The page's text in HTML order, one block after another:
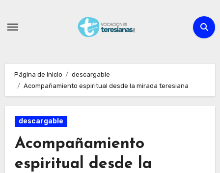
contenido
Página de inicio
descargable
Acompañamiento espiritual desde la mirada teresiana
descargable
Acompañamiento
espiritual desde la